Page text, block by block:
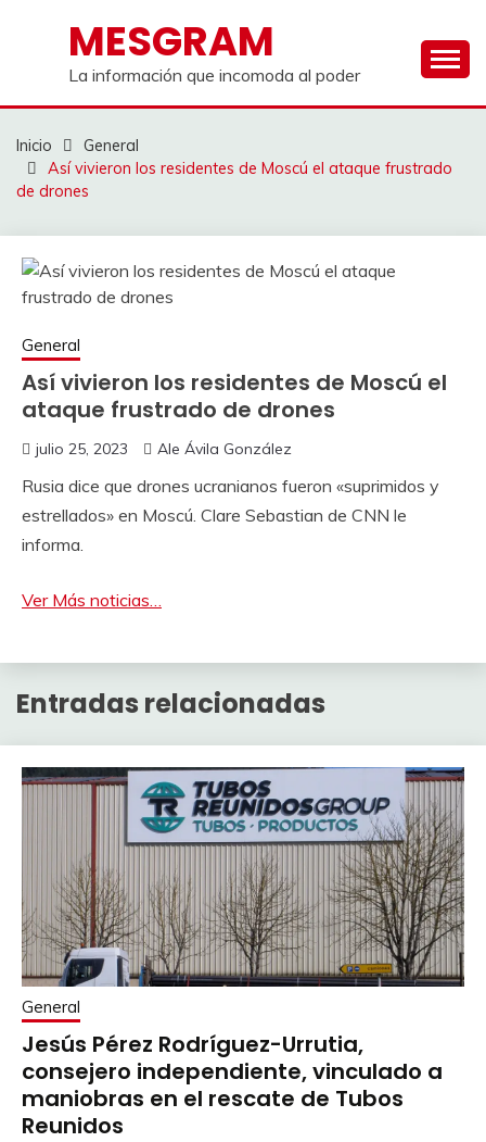
contenidoMESGRAM
La información que incomoda al poder
Inicio
General
Así vivieron los residentes de Moscú el ataque frustrado
de drones
General
Así vivieron los residentes de Moscú el
ataque frustrado de drones
julio 25, 2023 Ale Ávila González
Rusia dice que drones ucranianos fueron «suprimidos y
estrellados» en Moscú. Clare Sebastian de CNN le
informa.
Ver Más noticias…
Entradas relacionadas
General
Jesús Pérez Rodríguez-Urrutia,
consejero independiente, vinculado a
maniobras en el rescate de Tubos
Reunidos